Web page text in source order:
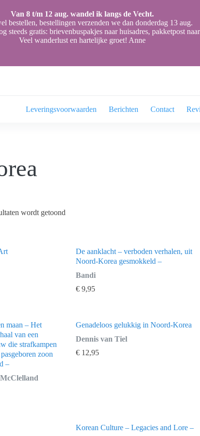
Van 8 t/m 12 aug. wandel ik langs de Vecht.
bestellen, bestellingen verzenden we dan donderdag 13 aug.
steeds gratis: brievenbuspakjes naar huisadres, pakketpost
Veel wanderlust en hartelijke groet! Anne
Leveringsvoorwaarden Berichten Contact
wordt getoond
De aanklacht – verboden verhalen, uit
Noord-Korea gesmokkeld –
Bandi
€9,95
maan – Het
van een
die strafkampen
zoon
–
Genadeloos gelukkig in Noord-Korea
Dennis van Tiel
€12,95
Korean Culture – Legacies and Lore –